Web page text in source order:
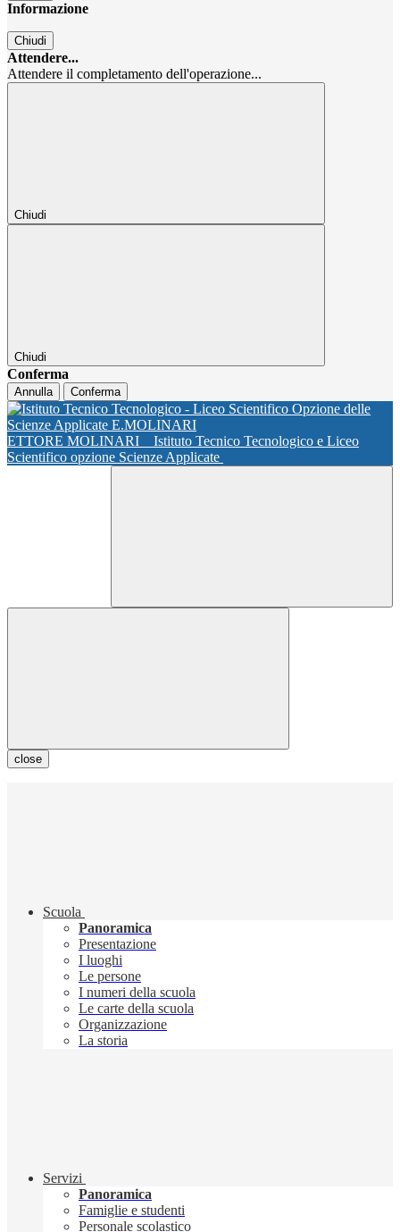
Informazione
Chiudi
Attendere...
Attendere il completamento dell'operazione...
Chiudi
Chiudi
Conferma
Annulla Conferma
ETTORE MOLINARI
Istituto Tecnico Tecnologico e Liceo
Scientifico opzione Scienze Applicate
close
Scuola
Panoramica
Presentazione
I luoghi
Le persone
I numeri della scuola
Le carte della scuola
Organizzazione
La storia
Servizi
Panoramica
Famiglie e studenti
Personale scolastico